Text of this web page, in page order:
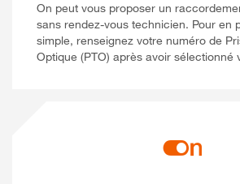
On peut vous proposer un
sans rendez-vous technicien. Pour en
simple, renseignez votre numéro de
Optique (PTO) après avoir sélectionné